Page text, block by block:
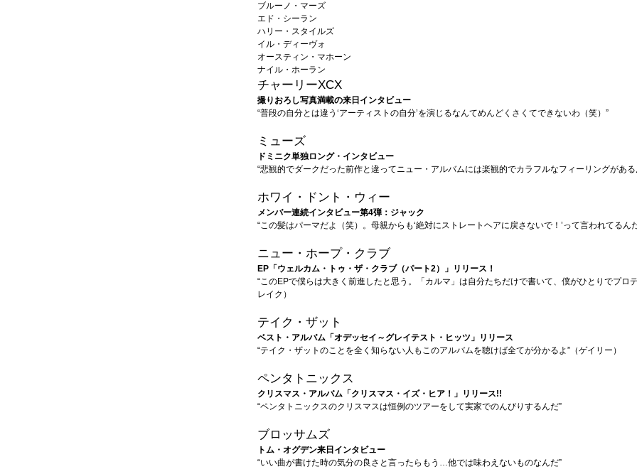
ブルーノ・マーズ
エド・シーラン
ハリー・スタイルズ
イル・ディーヴォ
オースティン・マホーン
ナイル・ホーラン
チャーリーXCX
撮りおろし写真満載の来日インタビュー
“普段の自分とは違う‘アーティストの自分’を演じるなんてめんどくさくてできないわ（笑）”
ミューズ
ドミニク単独ロング・インタビュー
“悲観的でダークだった前作と違ってニュー・アルバムには楽観的でカラフルなフィーリングがある
ホワイ・ドント・ウィー
メンバー連続インタビュー第4弾：ジャック
“この髪はパーマだよ（笑）。母親からも‘絶対にストレートヘアに戻さないで！’って言われてるん
ニュー・ホープ・クラブ
EP「ウェルカム・トゥ・ザ・クラブ（パート2）」リリース！
“このEPで僕らは大きく前進したと思う。「カルマ」は自分たちだけで書いて、僕がひとりでプロ
レイク）
テイク・ザット
ベスト・アルバム「オデッセイ～グレイテスト・ヒッツ」リリース
“テイク・ザットのことを全く知らない人もこのアルバムを聴けば全てが分かるよ”（ゲイリー）
ペンタトニックス
クリスマス・アルバム「クリスマス・イズ・ヒア！」リリース!!
“ペンタトニックスのクリスマスは恒例のツアーをして実家でのんびりするんだ”
ブロッサムズ
トム・オグデン来日インタビュー
“いい曲が書けた時の気分の良さと言ったらもう…他では味わえないものなんだ”